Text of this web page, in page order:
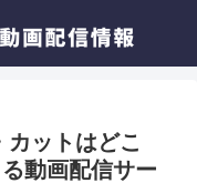
ットはどこ
動画配信サー